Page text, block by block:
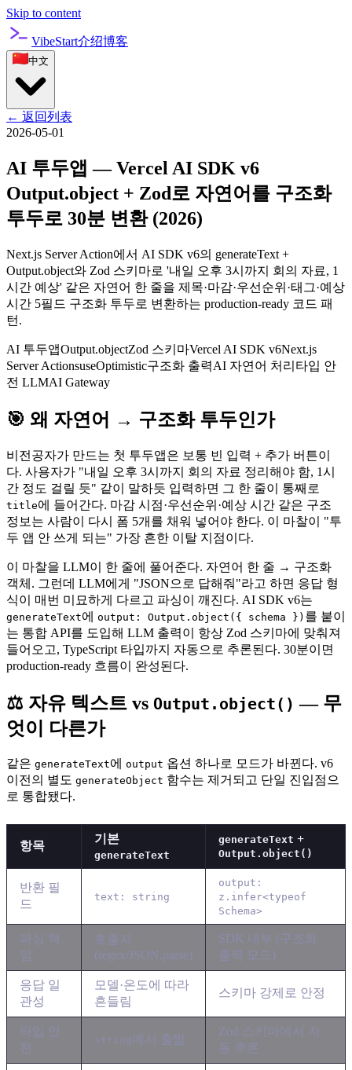
Skip to content
VibeStart介绍博客
中文
← 返回列表
2026-05-01
AI 투두앱 — Vercel AI SDK v6
Output.object + Zod로 자연어를 구조화
투두로 30분 변환 (2026)
Next.js Server Action에서 AI SDK v6의 generateText +
Output.object와 Zod 스키마로 '내일 오후 3시까지 회의 자료, 1
시간 예상' 같은 자연어 한 줄을 제목·마감·우선순위·태그·예상
시간 5필드 구조화 투두로 변환하는 production-ready 코드 패
턴.
AI 투두앱Output.objectZod 스키마Vercel AI SDK v6Next.js
Server ActionsuseOptimistic구조화 출력AI 자연어 처리 타입 안
전 LLMAI Gateway
🎯 왜 자연어 → 구조화 투두인가
비전공자가 만드는 첫 투두앱은 보통 빈 입력 + 추가 버튼이
다. 사용자가 "내일 오후 3시까지 회의 자료 정리해야 함, 1시
간 정도 걸릴 듯" 같이 말하듯 입력하면 그 한 줄이 통째로
title에 들어간다. 마감 시점·우선순위·예상 시간 같은 구조
정보는 사람이 다시 폼 5개를 채워 넣어야 한다. 이 마찰이 "투
두 앱 안 쓰게 되는" 가장 흔한 이탈 지점이다.
이 마찰을 LLM이 한 줄에 풀어준다. 자연어 한 줄 → 구조화
객체. 그런데 LLM에게 "JSON으로 답해줘"라고 하면 응답 형
식이 매번 미묘하게 다르고 파싱이 깨진다. AI SDK v6는
generateText에 output: Output.object({ schema }) 를 붙이
는 통합 API를 도입해 LLM 출력이 항상 Zod 스키마에 맞춰져
들어오고, TypeScript 타입까지 자동으로 추론된다. 30분이면
production-ready 흐름이 완성된다.
⚖️ 자유 텍스트 vs Output.object() — 무
엇이 다른가
같은 generateText에 output 옵션 하나로 모드가 바뀐다. v6
이전의 별도 generateObject 함수는 제거되고 단일 진입점으
로 통합됐다.
항목
기본
generateText
generateText +
Output.object()
반환 필
드
text: string
output:
z.infer<typeof
Schema>
파싱 책
임
호출자
(regex/JSON.parse)
SDK 내부 (구조화
출력 모드)
응답 일
관성
모델·온도에 따라
흔들림
스키마 강제로 안정
타입 안
전
string 에서 출발
Zod 스키마에서 자
동 추론